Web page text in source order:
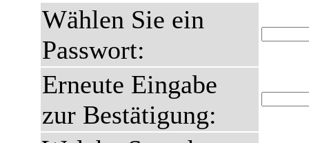
Wählen Sie ein
Passwort:
Erneute Eingabe
zur Bestätigung: